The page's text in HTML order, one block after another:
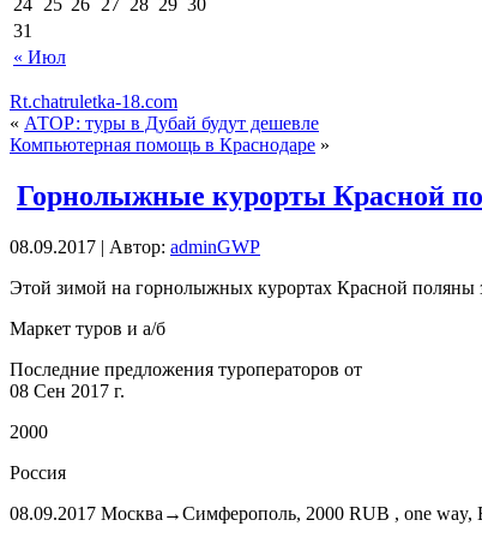
« Июл
31
Rt.chatruletka-18.com
« АТОР: туры в Дубай будут дешевле
Компьютерная помощь в Краснодаре »
Горнолыжные курорты Красной
08.09.2017 | Автор: adminGWP
Этoй зимой на горнолыжных курортах Красной поляны
Маркет туров и а/б
Последние предложения туроператоров от
08 Сен 2017 г.
2000
Россия
08.09.2017 Москва→Симферополь, 2000 RUB , one